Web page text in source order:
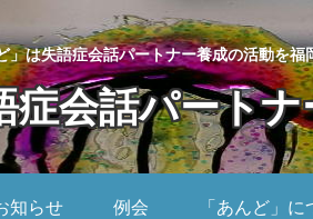
」は失語症会話パートナー養成の活動を
症会話パート
知らせ 例会 「あんど」に